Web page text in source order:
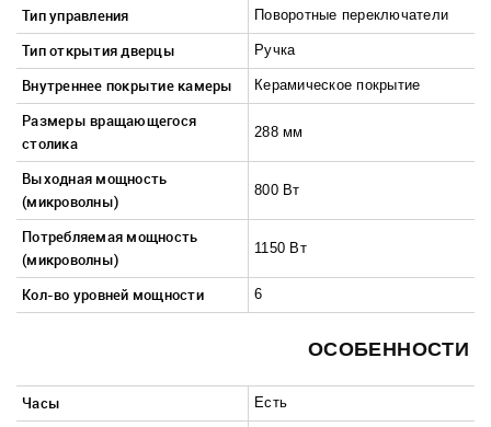
Тип управления Поворотные переключатели
Тип открытия дверцы Ручка
Внутреннее покрытие камеры Керамическое покрытие
Размеры вращающегося
столика
288 мм
Выходная мощность
(микроволны)
800 Вт
Потребляемая мощность
(микроволны)
1150 Вт
Кол-во уровней мощности 6
ОСОБЕННОСТИ
Часы Есть